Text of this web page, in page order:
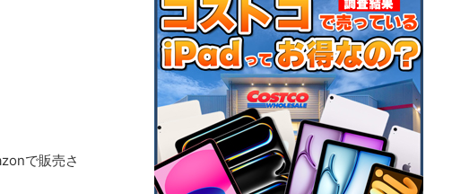
で販売さ